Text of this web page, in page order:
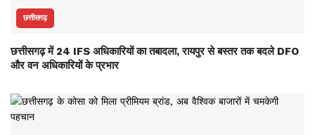
छत्तीसगढ़
छत्तीसगढ़ में 24 IFS अधिकारियों का तबादला, रायपुर से बस्तर तक बदले DFO
और वन अधिकारियों के प्रभार